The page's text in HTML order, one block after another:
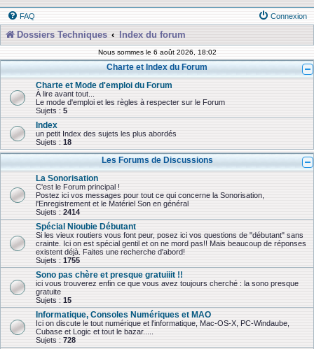
FAQ Connexion
Dossiers Techniques Index du forum
Nous sommes le 6 août 2026, 18:02
Charte et Index du Forum
Charte et Mode d'emploi du Forum
À lire avant tout...
Le mode d'emploi et les règles à respecter sur le Forum
Sujets : 5
Index
un petit Index des sujets les plus abordés
Sujets : 18
Les Forums de Discussions
La Sonorisation
C'est le Forum principal !
Postez ici vos messages pour tout ce qui concerne la Sonorisation,
l'Enregistrement et le Matériel Son en général
Sujets : 2414
Spécial Nioubie Débutant
Si les vieux routiers vous font peur, posez ici vos questions de "débutant" sans
crainte. Ici on est spécial gentil et on ne mord pas!! Mais beaucoup de réponses
existent déjà. Faites une recherche d'abord!
Sujets : 1755
Sono pas chère et presque gratuiiit !!
ici vous trouverez enfin ce que vous avez toujours cherché : la sono presque
gratuite
Sujets : 15
Informatique, Consoles Numériques et MAO
Ici on discute le tout numérique et l'informatique, Mac-OS-X, PC-Windaube,
Cubase et Logic et tout le bazar.....
Sujets : 728